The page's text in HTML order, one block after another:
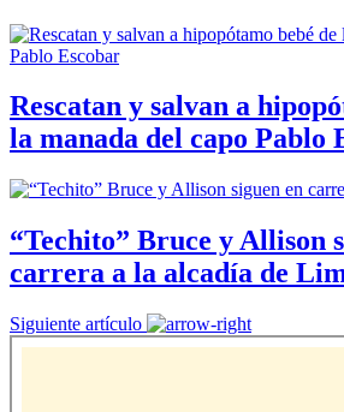
Rescatan y salvan a
la manada del capo Pablo
“Techito” Bruce y Allison
carrera a la alcadía de
Siguiente artículo